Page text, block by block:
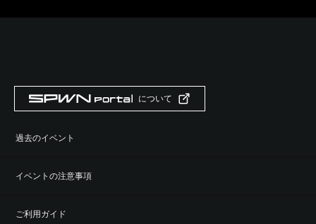
について
過去のイベント
イベントの注意事項
ご利用ガイド